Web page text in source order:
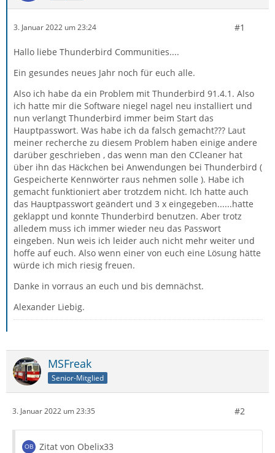
3. Januar 2022 um 23:24 #1
Hallo liebe Thunderbird Communities....
Ein gesundes neues Jahr noch für euch alle.
Also ich habe da ein Problem mit Thunderbird 91.4.1. Also
ich hatte mir die Software niegel nagel neu installiert und
nun verlangt Thunderbird immer beim Start das
Hauptpasswort. Was habe ich da falsch gemacht??? Laut
meiner recherche zu diesem Problem haben einige andere
darüber geschrieben , das wenn man den CCleaner hat
über ihn das Häckchen bei Anwendungen bei Thunderbird (
Gespeicherte Kennwörter raus nehmen solle ). Habe ich
gemacht funktioniert aber trotzdem nicht. Ich hatte auch
das Hauptpasswort geändert und 3 x eingegeben......hatte
geklappt und konnte Thunderbird benutzen. Aber trotz
alledem muss ich immer wieder neu das Passwort
eingeben. Nun weis ich leider auch nicht mehr weiter und
hoffe auf euch. Also wenn einer von euch eine Lösung hätte
würde ich mich riesig freuen.
Danke in vorraus an euch und bis demnächst.
Alexander Liebig.
MSFreak
Senior-Mitglied
3. Januar 2022 um 23:35 #2
Zitat von Obelix33